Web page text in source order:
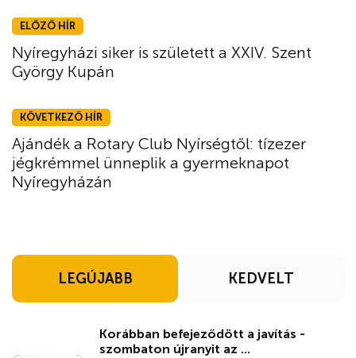
ELŐZŐ HÍR
Nyíregyházi siker is született a XXIV. Szent
György Kupán
KÖVETKEZŐ HÍR
Ajándék a Rotary Club Nyírségtől: tízezer
jégkrémmel ünneplik a gyermeknapot
Nyíregyházán
LEGÚJABB KEDVELT
Korábban befejeződött a javítás -
szombaton újranyit az ...